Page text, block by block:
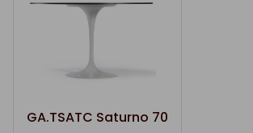
GA.TSATC Saturno 70